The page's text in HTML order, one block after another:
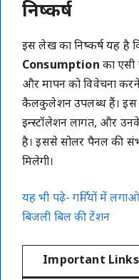
निष्कर्ष
इस लेख का निष्कर्ष यह है
Consumption का
और मापन को विवेचना
कैलकुलेशन उपलब्ध हैं।
इन्स्टॉलेशन लागत, और
है। इससे सोलर पैनल की
मिलेगी।
यह भी पढ़े- गर्मियों में
बिजली बिल की टेंशन
Important Links